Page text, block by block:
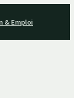
& Emploi